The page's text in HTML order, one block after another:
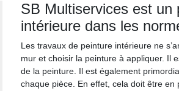
SB Multiservices est un
intérieure dans les
Les travaux de peinture intérieure ne
mur et choisir la peinture à appliquer. Il
de la peinture. Il est également
chaque pièce. En effet, cela doit être en